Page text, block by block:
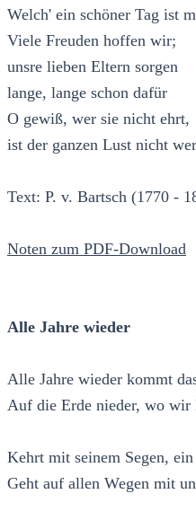
Welch' ein schöner Tag ist
Viele Freuden hoffen wir;
unsre lieben Eltern sorgen
lange, lange schon dafür
O gewiß, wer sie nicht ehrt,
ist der ganzen Lust nicht
Text: P. v. Bartsch (1770 -
Noten zum PDF-Download
Alle Jahre wieder
Alle Jahre wieder kommt
Auf die Erde nieder, wo wir
Kehrt mit seinem Segen,
Geht auf allen Wegen mit